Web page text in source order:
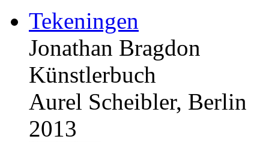
Tekeningen
Jonathan Bragdon
Künstlerbuch
Aurel Scheibler, Berlin
2013